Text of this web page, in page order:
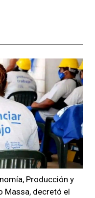
Producción y
Massa, decretó el